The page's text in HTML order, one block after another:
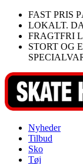
Videre
indhold
FAST PRIS
LOKALT.
FRAGTFRI
STORT OG
Nyheder
Tilbud
Sko
Tøj